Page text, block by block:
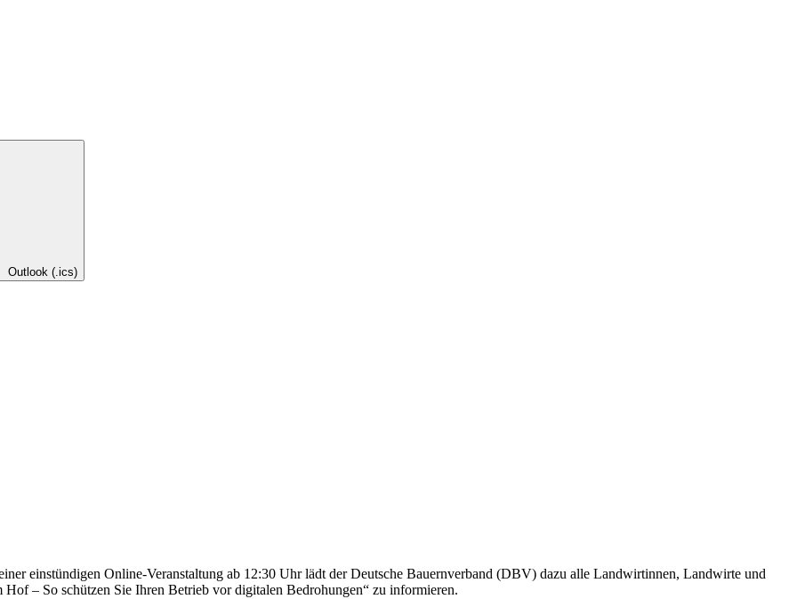
Outlook (.ics)
einstündigen Online-Veranstaltung ab 12:30 Uhr lädt der Deutsche Bauernverband (DBV) dazu alle Landwirtinnen, Landwirte und
– So schützen Sie Ihren Betrieb vor digitalen Bedrohungen“ zu informieren.